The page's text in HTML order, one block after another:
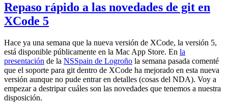
Repaso rápido a las novedades de git en
XCode 5
Hace ya una semana que la nueva versión de XCode, la versión 5,
está disponible públicamente en la Mac App Store. En la
presentación de la NSSpain de Logroño la semana pasada comenté
que el soporte para git dentro de XCode ha mejorado en esta nueva
versión aunque no pude entrar en detalles (cosas del NDA). Voy a
empezar a destripar cuáles son las novedades que tenemos a nuestra
disposición.